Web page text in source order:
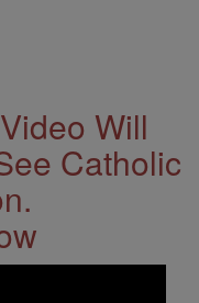
Will
Catholic